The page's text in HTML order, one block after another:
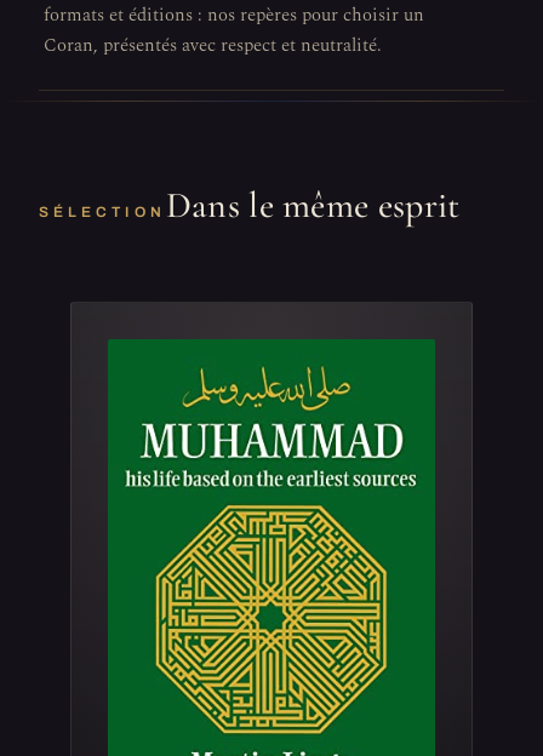
formats et éditions : nos repères pour choisir un
Coran, présentés avec respect et neutralité.
SÉLECTION Dans le même esprit